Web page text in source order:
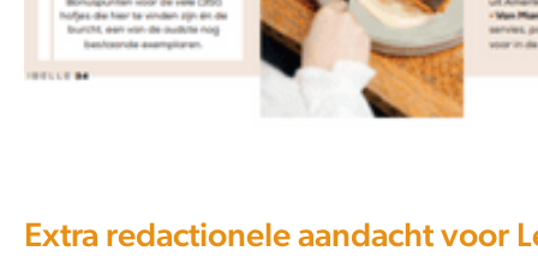
Extra redactionele aandacht voor